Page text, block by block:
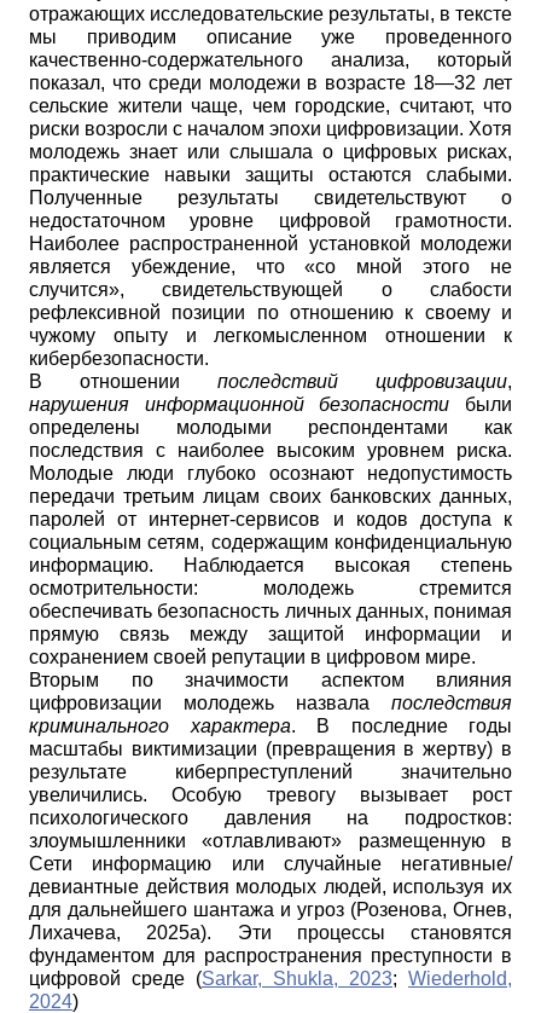
отражающих исследовательские результаты, в тексте
мы приводим описание уже проведенного
качественно-содержательного анализа, который
показал, что среди молодежи в возрасте 18—32 лет
сельские жители чаще, чем городские, считают, что
риски возросли с началом эпохи цифровизации. Хотя
молодежь знает или слышала о цифровых рисках,
практические навыки защиты остаются слабыми.
Полученные результаты свидетельствуют о
недостаточном уровне цифровой грамотности.
Наиболее распространенной установкой молодежи
является убеждение, что «со мной этого не
случится», свидетельствующей о слабости
рефлексивной позиции по отношению к своему и
чужому опыту и легкомысленном отношении к
кибербезопасности.
В отношении последствий цифровизации,
нарушения информационной безопасности были
определены молодыми респондентами как
последствия с наиболее высоким уровнем риска.
Молодые люди глубоко осознают недопустимость
передачи третьим лицам своих банковских данных,
паролей от интернет-сервисов и кодов доступа к
социальным сетям, содержащим конфиденциальную
информацию. Наблюдается высокая степень
осмотрительности: молодежь стремится
обеспечивать безопасность личных данных, понимая
прямую связь между защитой информации и
сохранением своей репутации в цифровом мире.
Вторым по значимости аспектом влияния
цифровизации молодежь назвала последствия
криминального характера. В последние годы
масштабы виктимизации (превращения в жертву) в
результате киберпреступлений значительно
увеличились. Особую тревогу вызывает рост
психологического давления на подростков:
злоумышленники «отлавливают» размещенную в
Сети информацию или случайные негативные/
девиантные действия молодых людей, используя их
для дальнейшего шантажа и угроз (Розенова, Огнев,
Лихачева, 2025a). Эти процессы становятся
фундаментом для распространения преступности в
цифровой среде (Sarkar, Shukla, 2023; Wiederhold,
2024)